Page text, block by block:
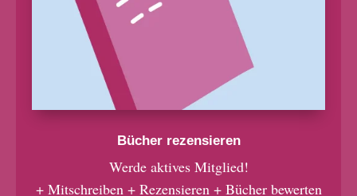
Bücher rezensieren
Werde aktives Mitglied!
+ Mitschreiben + Rezensieren + Bücher bewerten